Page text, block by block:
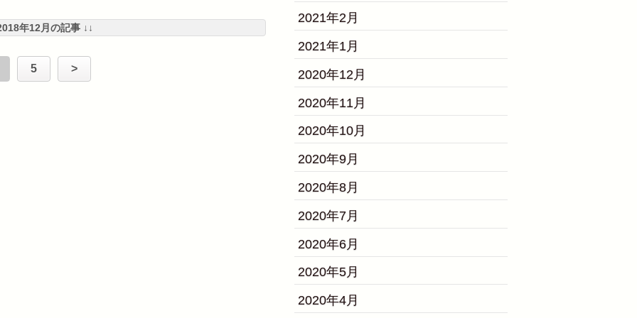
年12月の記事 ↓↓
5 >
2021年2月
2021年1月
2020年12月
2020年11月
2020年10月
2020年9月
2020年8月
2020年7月
2020年6月
2020年5月
2020年4月